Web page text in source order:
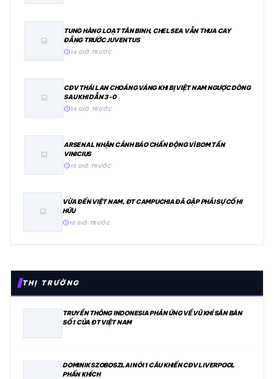
image
TUNG HÀNG LOẠT TÂN BINH, CHELSEA VẪN THUA CAY
ĐẮNG TRƯỚC JUVENTUS
schedule14 GIỜ TRƯỚC
image
CĐV THÁI LAN CHOÁNG VÁNG KHI BỊ VIỆT NAM NGƯỢC DÒNG
SAU KHI DẪN 3-0
schedule14 GIỜ TRƯỚC
image
ARSENAL NHẬN CẢNH BÁO CHẤN ĐỘNG VÌ BOM TẤN
VINICIUS
schedule15 GIỜ TRƯỚC
image
VỪA ĐẾN VIỆT NAM, ĐT CAMPUCHIA ĐÃ GẶP PHẢI SỰ CỐ HI
HỮU
schedule15 GIỜ TRƯỚC
THỊ TRƯỜNG
TRUYỀN THÔNG INDONESIA PHẢN ỨNG VỀ VŨ KHÍ SĂN BÀN
SỐ 1 CỦA ĐT VIỆT NAM
DOMINIK SZOBOSZLAI NÓI 1 CÂU KHIẾN CĐV LIVERPOOL
PHẤN KHÍCH